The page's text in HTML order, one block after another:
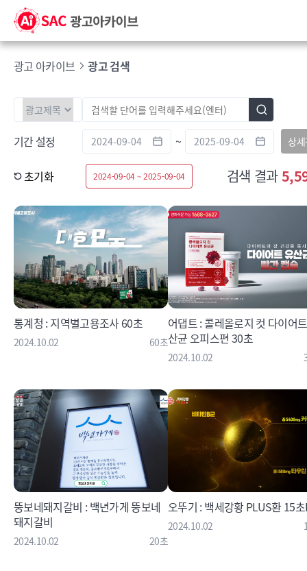
광고 아카이브 광고 검색
기간 설정 ~ 상
초기화 2024-09-04 ~ 2025-09-04 검색 결과
통계청 : 지역별고용조사 60초
2024.10.02 60초
어댑트 : 콜레올로지 컷 다이어
산균 오피스편 30초
2024.10.02
뚱보네돼지갈비 : 백년가게 뚱보네
돼지갈비
2024.10.02 20초
오뚜기 : 백세강황 PLUS환 15
2024.10.02